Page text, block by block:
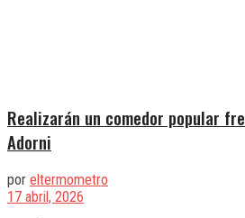
Realizarán un comedor popular
Adorni
por eltermometro
17 abril, 2026